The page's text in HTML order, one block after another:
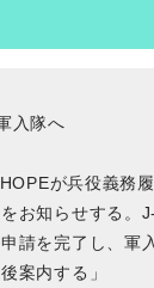
入隊へ
が兵役義務
お知らせする。
請を完了し、軍
案内する」